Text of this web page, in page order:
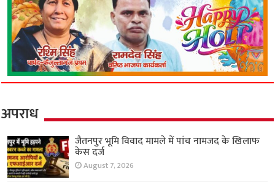
अपराध
जैतनपुर भूमि विवाद मामले में पांच नामजद के खिलाफ
केस दर्ज
August 7, 2026